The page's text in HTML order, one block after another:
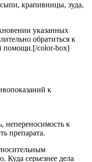
крапивницы, зуда,
указанных
обратиться к
помощи.[/color-box]
к
непереносимость к
препарата.
Куда серьезнее дела